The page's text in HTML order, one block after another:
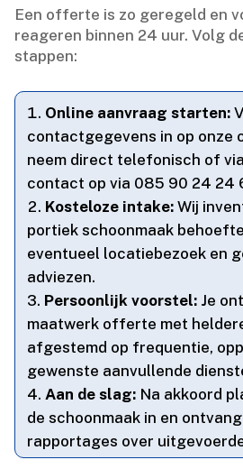
Een offerte is zo geregeld en
reageren binnen 24 uur.​ Volg
stappen:
Online aanvraag starten:
contactgegevens in op onze
neem direct telefonisch of
contact op via 085 90 24 24
Kosteloze intake: Wij
portiek schoonmaak
eventueel locatiebezoek en
adviezen.​
Persoonlijk voorstel: Je
maatwerk offerte met
afgestemd op frequentie,
gewenste aanvullende
Aan de slag: Na akkoord
de schoonmaak in en
rapportages over